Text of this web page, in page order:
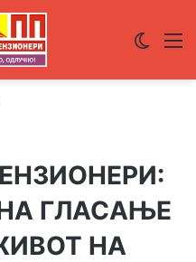
ГЛАСАЊЕ
НА